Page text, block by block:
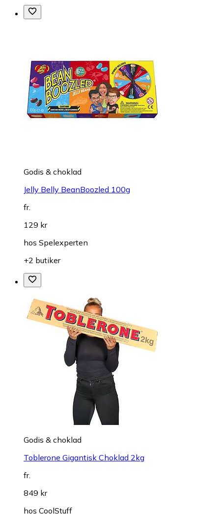
Godis & choklad
Jelly Belly BeanBoozled 100g
fr.
129 kr
hos Spelexperten
+2 butiker
Godis & choklad
Toblerone Gigantisk Choklad 2kg
fr.
849 kr
hos CoolStuff